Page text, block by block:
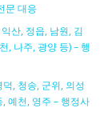
문 대응
산, 정읍, 남원, 김
, 나주, 광양 등) – 행
, 청송, 군위, 의성
예천, 영주 – 행정사